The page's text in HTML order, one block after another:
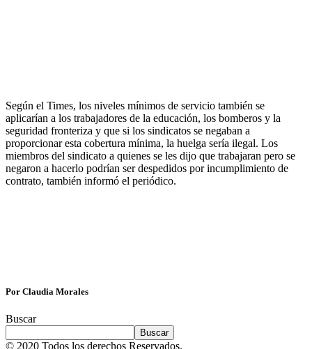
Según el Times, los niveles mínimos de servicio también se
aplicarían a los trabajadores de la educación, los bomberos y la
seguridad fronteriza y que si los sindicatos se negaban a
proporcionar esta cobertura mínima, la huelga sería ilegal. Los
miembros del sindicato a quienes se les dijo que trabajaran pero se
negaron a hacerlo podrían ser despedidos por incumplimiento de
contrato, también informó el periódico.
Por Claudia Morales
Buscar
Buscar
© 2020 Todos los derechos Reservados.